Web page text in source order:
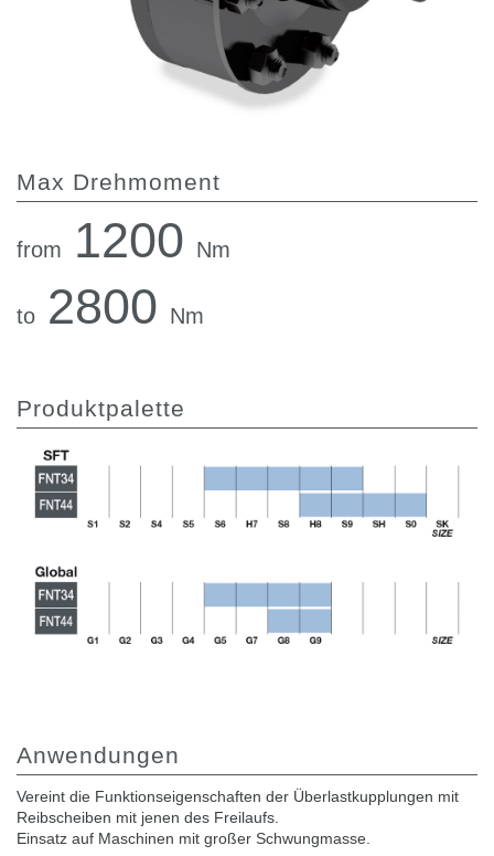
Wärmeaustausch
Lüfter Steuerungssystem Fan Drive
Max Drehmoment
from 1200 Nm
to 2800 Nm
Produktpalette
Anwendungen
Vereint die Funktionseigenschaften der Überlastkupplungen mit
Reibscheiben mit jenen des Freilaufs.
Einsatz auf Maschinen mit großer Schwungmasse.